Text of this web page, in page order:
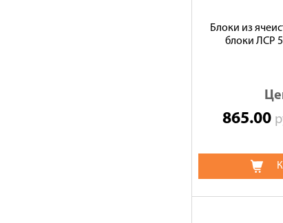
Блоки из
блоки ЛСР
865.00